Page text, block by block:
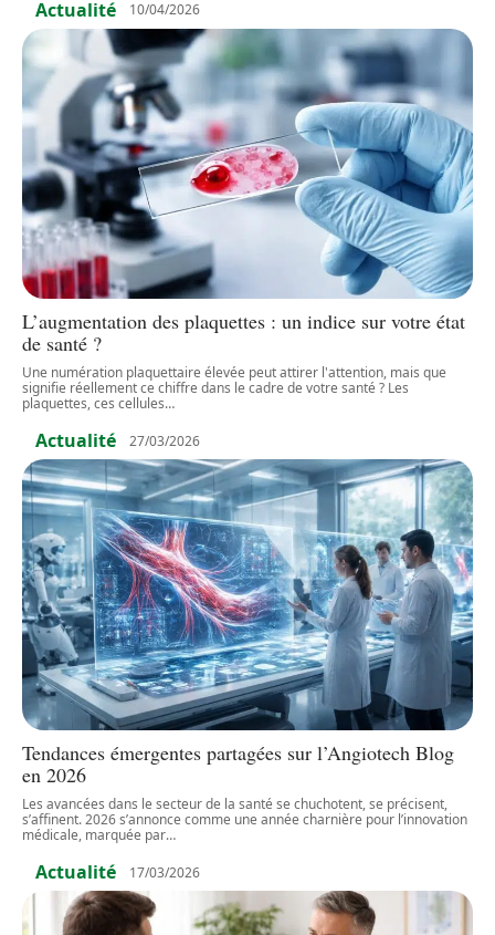
Actualité 10/04/2026
L’augmentation des plaquettes : un indice sur votre état
de santé ?
Une numération plaquettaire élevée peut attirer l'attention, mais que
signifie réellement ce chiffre dans le cadre de votre santé ? Les
plaquettes, ces cellules…
Actualité 27/03/2026
Tendances émergentes partagées sur l’Angiotech Blog
en 2026
Les avancées dans le secteur de la santé se chuchotent, se précisent,
s’affinent. 2026 s’annonce comme une année charnière pour l’innovation
médicale, marquée par…
Actualité 17/03/2026